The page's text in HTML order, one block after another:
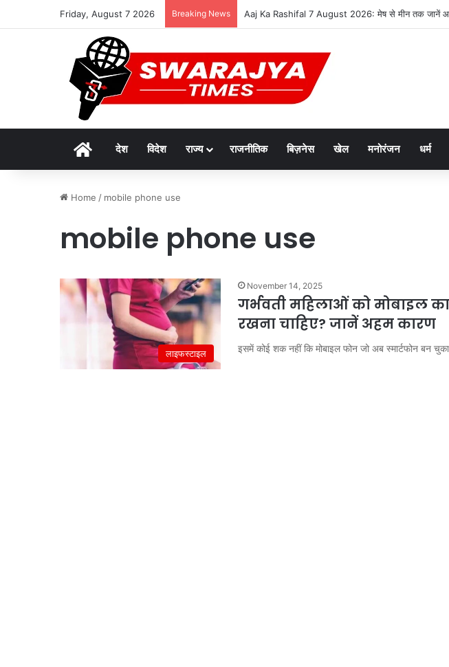
Friday, August 7 2026 Breaking News Aaj Ka Rashifal 7 August 2026: मेष से मीन तक जानें आज
Homeदेश विदेश राज्य राजनीतिक बिज़नेस खेल मनोरंजन धर्म
Home / mobile phone use
mobile phone use
लाइफस्टाइल
November 14, 2025
गर्भवती महिलाओं को मोबाइल
रखना चाहिए? जानें अहम कारण
इसमें कोई शक नहीं कि मोबाइल फोन जो अब स्मार्टफोन बन